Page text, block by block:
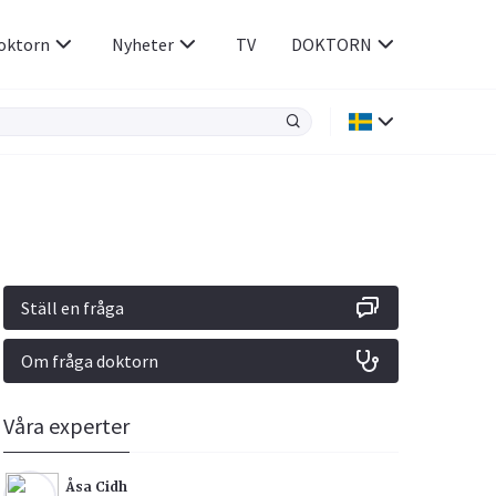
Rökavvänjning
Rörelseapparaten
Sex & Samliv
Sömn & Stress
Nyheter TV DOKTORN
Ställ en fråga
Om fråga doktorn
Våra experter
Åsa Cidh